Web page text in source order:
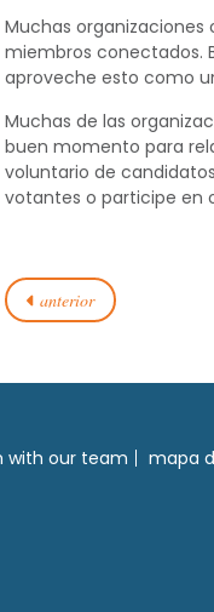
Muchas
miembros conectados.
aproveche esto como
Muchas de las
buen momento para
voluntario de
votantes o participe en
anterior
with our team mapa